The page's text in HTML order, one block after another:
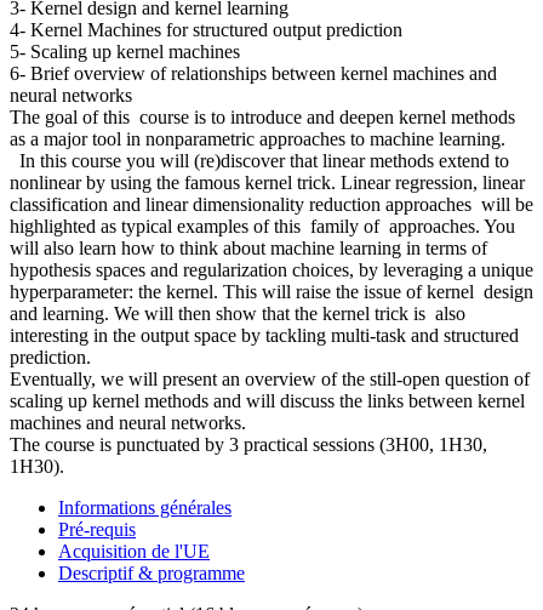
3- Kernel design and kernel learning
4- Kernel Machines for structured output prediction
5- Scaling up kernel machines
6- Brief overview of relationships between kernel machines and
neural networks
The goal of this course is to introduce and deepen kernel methods
as a major tool in nonparametric approaches to machine learning.
In this course you will (re)discover that linear methods extend to
nonlinear by using the famous kernel trick. Linear regression, linear
classification and linear dimensionality reduction approaches will be
highlighted as typical examples of this family of approaches. You
will also learn how to think about machine learning in terms of
hypothesis spaces and regularization choices, by leveraging a unique
hyperparameter: the kernel. This will raise the issue of kernel design
and learning. We will then show that the kernel trick is also
interesting in the output space by tackling multi-task and structured
prediction.
Eventually, we will present an overview of the still-open question of
scaling up kernel methods and will discuss the links between kernel
machines and neural networks.
The course is punctuated by 3 practical sessions (3H00, 1H30,
1H30).
Informations générales
Pré-requis
Acquisition de l'UE
Descriptif & programme